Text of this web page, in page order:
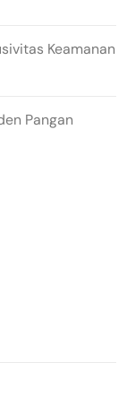
Keamanan
Pangan